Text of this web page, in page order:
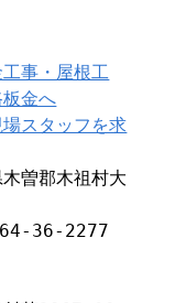
事・屋根工
金へ
スタッフを求
曽郡木祖村大
36-2277